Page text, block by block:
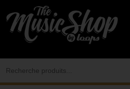
au
contenu